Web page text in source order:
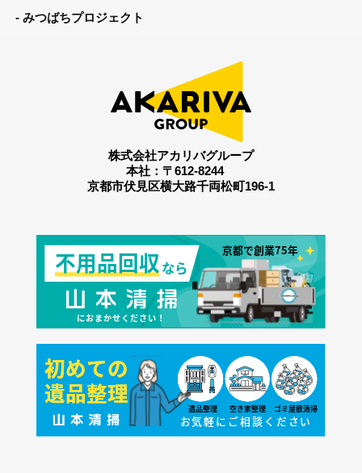
みつばちプロジェクト
株式会社アカリバグループ
本社：〒612-8244
京都市伏見区横大路千両松町196-1